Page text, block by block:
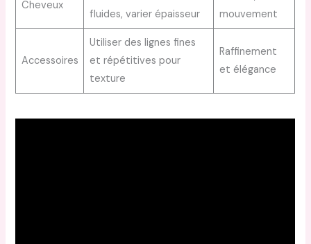
Cheveux
fluides, varier épaisseur
mouvement
Accessoires
Utiliser des lignes fines
et répétitives pour
texture
Raffinement
et élégance